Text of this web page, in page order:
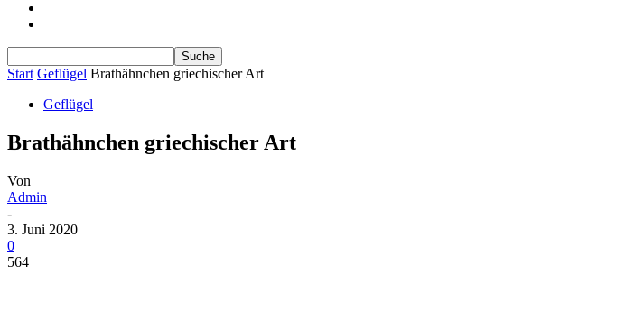
Start Geflügel Brathähnchen griechischer Art
Geflügel
Brathähnchen griechischer Art
Von
Admin
-
3. Juni 2020
0
564